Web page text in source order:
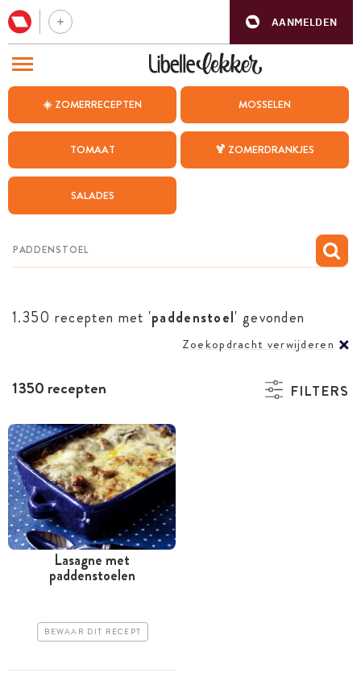
AANMELDEN
☀️ ZOMERRECEPTEN MOSSELEN
TOMAAT 🍹 ZOMERDRANKJES
SALADES
1.350 recepten met 'paddenstoel' gevonden
Zoekopdracht verwijderen
1350 recepten FILTERS
Lasagne met
paddenstoelen
BEWAAR DIT RECEPT
BEZOEK ONZE ANDERE WEBSITES
WEEKMENU
CHAT MET MAIA
MIJN BEWAARDE RECEPTEN